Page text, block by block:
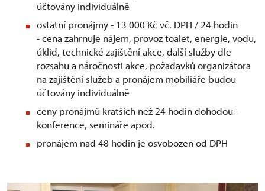
účtovány individuálně
ostatní pronájmy - 13 000 Kč vč. DPH / 24 hodin
- cena zahrnuje nájem, provoz toalet, energie, vodu,
úklid, technické zajištění akce, další služby dle
rozsahu a náročnosti akce, požadavků organizátora
na zajištění služeb a pronájem mobiliáře budou
účtovány individuálně
ceny pronájmů kratších než 24 hodin dohodou -
konference, semináře apod.
pronájem nad 48 hodin je osvobozen od DPH